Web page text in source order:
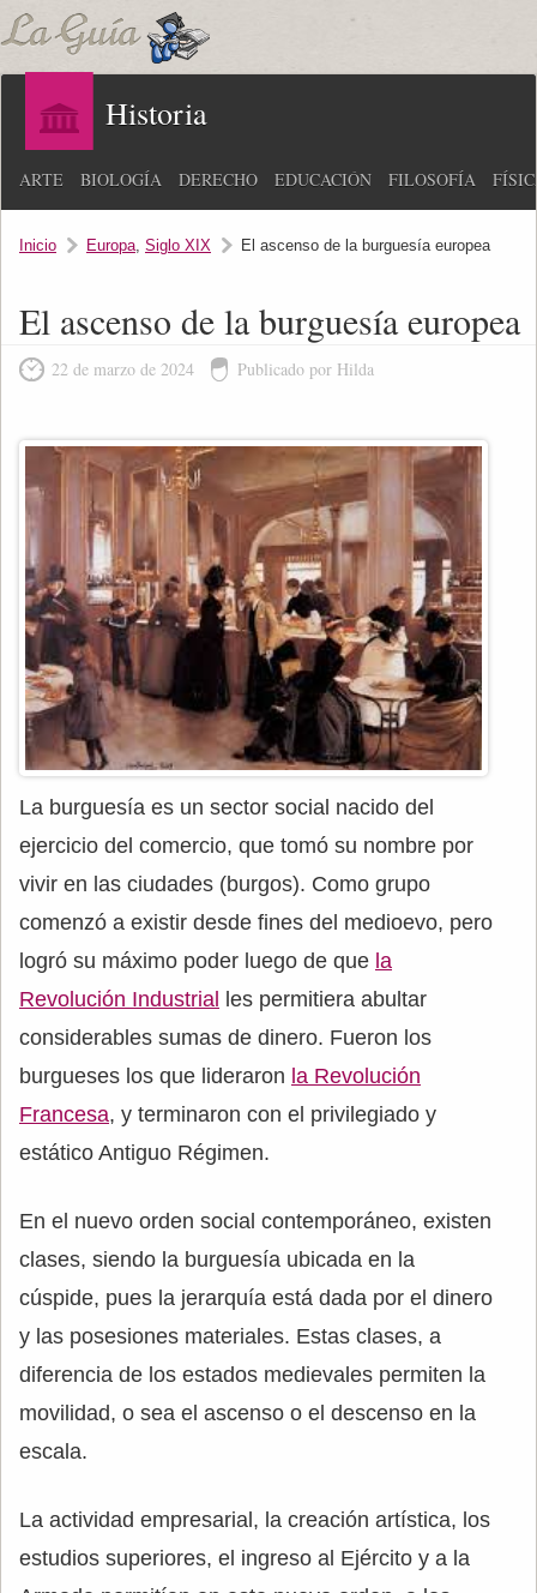
Historia
ARTE BIOLOGÍA DERECHO EDUCACIÓN FILOSOFÍA
Inicio Europa, Siglo XIX El ascenso de la burguesía europea
El ascenso de la burguesía europea
22 de marzo de 2024 Publicado por Hilda
La burguesía es un sector social nacido del
ejercicio del comercio, que tomó su nombre por
vivir en las ciudades (burgos). Como grupo
comenzó a existir desde fines del medioevo, pero
logró su máximo poder luego de que la
Revolución Industrial les permitiera abultar
considerables sumas de dinero. Fueron los
burgueses los que lideraron la Revolución
Francesa, y terminaron con el privilegiado y
estático Antiguo Régimen.
En el nuevo orden social contemporáneo, existen
clases, siendo la burguesía ubicada en la
cúspide, pues la jerarquía está dada por el dinero
y las posesiones materiales. Estas clases, a
diferencia de los estados medievales permiten la
movilidad, o sea el ascenso o el descenso en la
escala.
La actividad empresarial, la creación artística, los
estudios superiores, el ingreso al Ejército y a la